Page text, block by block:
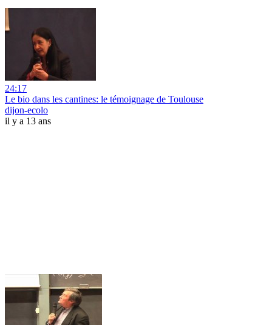
24:17
Le bio dans les cantines: le témoignage de Toulouse
dijon-ecolo
il y a 13 ans